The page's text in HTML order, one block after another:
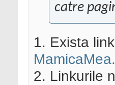
catre
1. Exista
2. Linkurile